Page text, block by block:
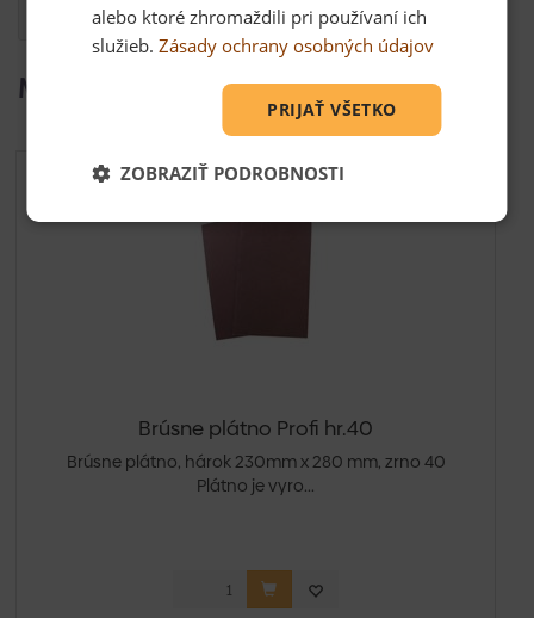
Otázka
Mohlo by Vás zaujímať
Brúsne plátno Profi hr.40
Brúsne plátno, hárok 230mm x 280 mm, zrno 40
Plátno je vyro...
alebo ktoré zhromaždili pri používaní ich
služieb.Zásady ochrany osobných údajov
PRIJAŤ VŠETKO
ZOBRAZIŤ PODROBNOSTI